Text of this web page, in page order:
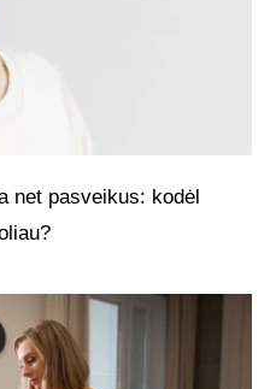
net pasveikus: kodėl